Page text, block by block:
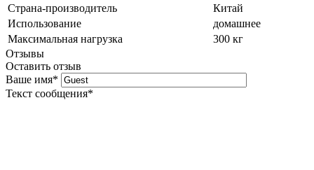
Страна-производитель
Китай
Использование
домашнее
Максимальная нагрузка
300 кг
Отзывы
Оставить отзыв
Ваше имя*
Текст сообщения*